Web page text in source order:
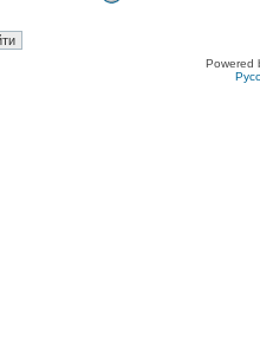
Powered